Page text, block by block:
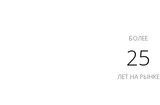
БОЛЕЕ
25
ЛЕТ НА РЫНКЕ